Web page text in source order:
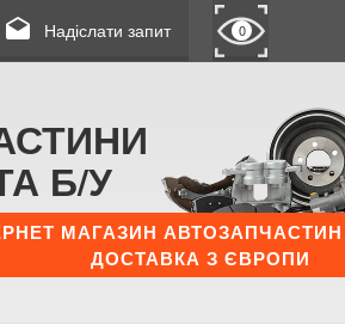
drafts Надіслати запит 0
Б/У
МАГАЗИН АВТОЗАПЧАСТИН
ДОСТАВКА З ЄВРОПИ